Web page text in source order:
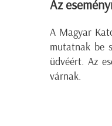
Az
A Magyar
mutatnak be
üdvéért. Az
várnak.